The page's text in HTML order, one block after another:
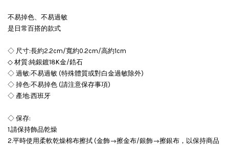
不易掉色、不易過敏
是日常百搭的款式
◇ 尺寸:長約2.2cm/寬約0.2cm/高約1cm
◇ 材質:純銀鍍18K金/鋯石
◇ 過敏:不易過敏 (特殊體質或對白金過敏除外)
◇ 掉色:不易掉色 (請注意保存事項)
◇ 產地:西班牙
◇ 保存:
1.請保持飾品乾燥
2.平時使用柔軟乾燥棉布擦拭 (金飾→擦金布/銀飾→擦銀布，以保持商品